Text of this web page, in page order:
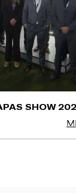
SHOW